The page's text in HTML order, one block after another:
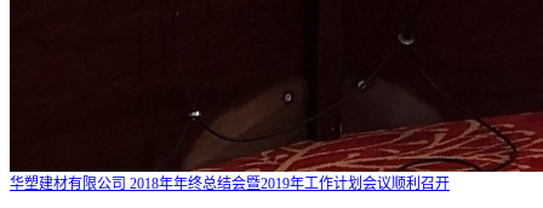
华塑建材有限公司 2018年年终总结会暨2019年工作计划会议顺利召开